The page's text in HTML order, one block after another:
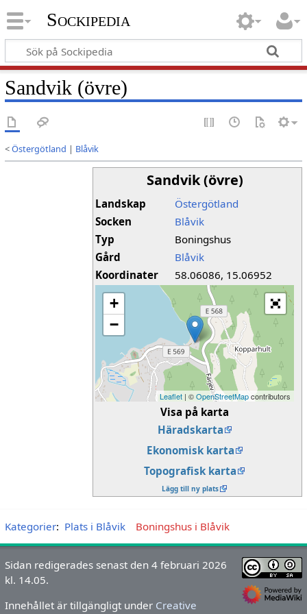
Sockipedia
Sandvik (övre)
<Östergötland | Blåvik
Sandvik (övre)
Landskap
Östergötland
Socken
Blåvik
Typ
Boningshus
Gård
Blåvik
Koordinater
58.06086, 15.06952
+
−
Leaflet | ©OpenStreetMapcontributors
Visa på karta
Häradskarta
Ekonomisk karta
Topografisk karta
Lägg till ny plats
Kategorier: Plats i Blåvik Boningshus i Blåvik
Sidan redigerades senast den 4 februari 2026
kl. 14.05.
Innehållet är tillgängligt under Creative